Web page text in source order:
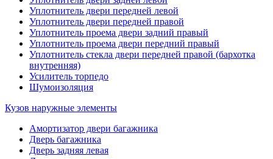
Уплотнитель двери передней левой
Уплотнитель двери передней правой
Уплотнитель проема двери задний правый
Уплотнитель проема двери передний правый
Уплотнитель стекла двери передней правой (бархотка
внутренняя)
Усилитель торпедо
Шумоизоляция
Кузов наружные элементы
Амортизатор двери багажника
Дверь багажника
Дверь задняя левая